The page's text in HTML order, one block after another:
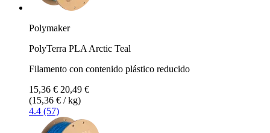
Polymaker
PolyTerra PLA Arctic Teal
Filamento con contenido plástico reducido
15,36 € 20,49 €
(15,36 € / kg)
4.4 (57)